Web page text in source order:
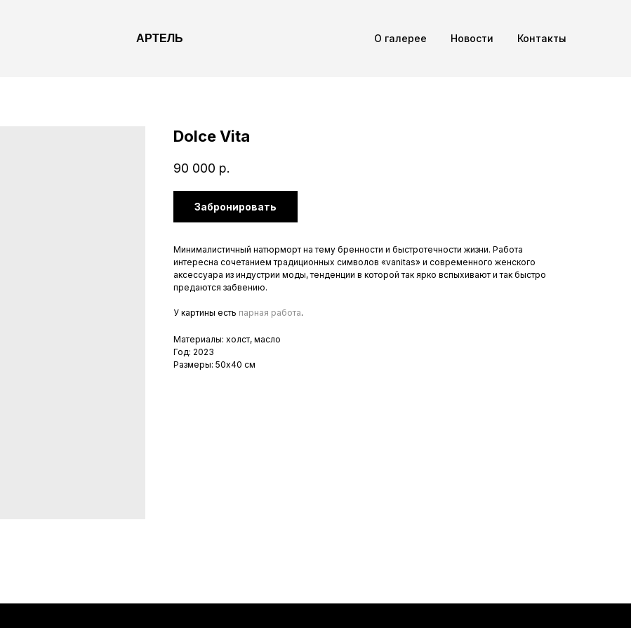
АРТЕЛЬ О галерее Новости Контакты
Dolce Vita
90 000 р.
Забронировать
Минималистичный натюрморт на тему бренности и быстротечности жизни. Работа
интересна сочетанием традиционных символов «vanitas» и современного женского
аксессуара из индустрии моды, тенденции в которой так ярко вспыхивают и так быстро
предаются забвению.
У картины есть парная работа.
Материалы: холст, масло
Год: 2023
Размеры: 50х40 см